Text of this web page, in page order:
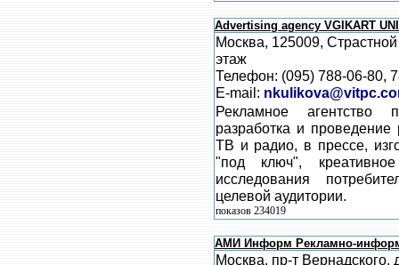
Advertising agency VGIKART
Москва, 125009,
этаж
Телефон: (095) 788-06-80,
E-mail:
Рекламное агентство
разработка и
ТВ и радио, в прессе,
"под ключ",
исследования
целевой аудитории.
показов 234019
АМИ Информ Рекламно-
Москва, пр-т Вернадского,